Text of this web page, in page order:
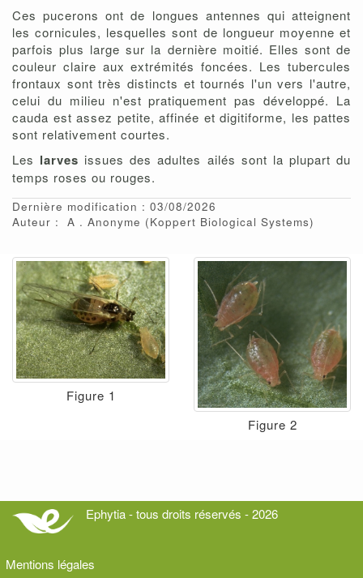
Ces pucerons ont de longues antennes qui atteignent
les cornicules, lesquelles sont de longueur moyenne et
parfois plus large sur la dernière moitié. Elles sont de
couleur claire aux extrémités foncées. Les tubercules
frontaux sont très distincts et tournés l'un vers l'autre,
celui du milieu n'est pratiquement pas développé. La
cauda est assez petite, affinée et digitiforme, les pattes
sont relativement courtes.
Les larves issues des adultes ailés sont la plupart du
temps roses ou rouges.
Dernière modification : 03/08/2026
Auteur :
A Anonyme (Koppert Biological Systems)
Figure 1
Figure 2
Ephytia - tous droits réservés - 2026
Mentions légales